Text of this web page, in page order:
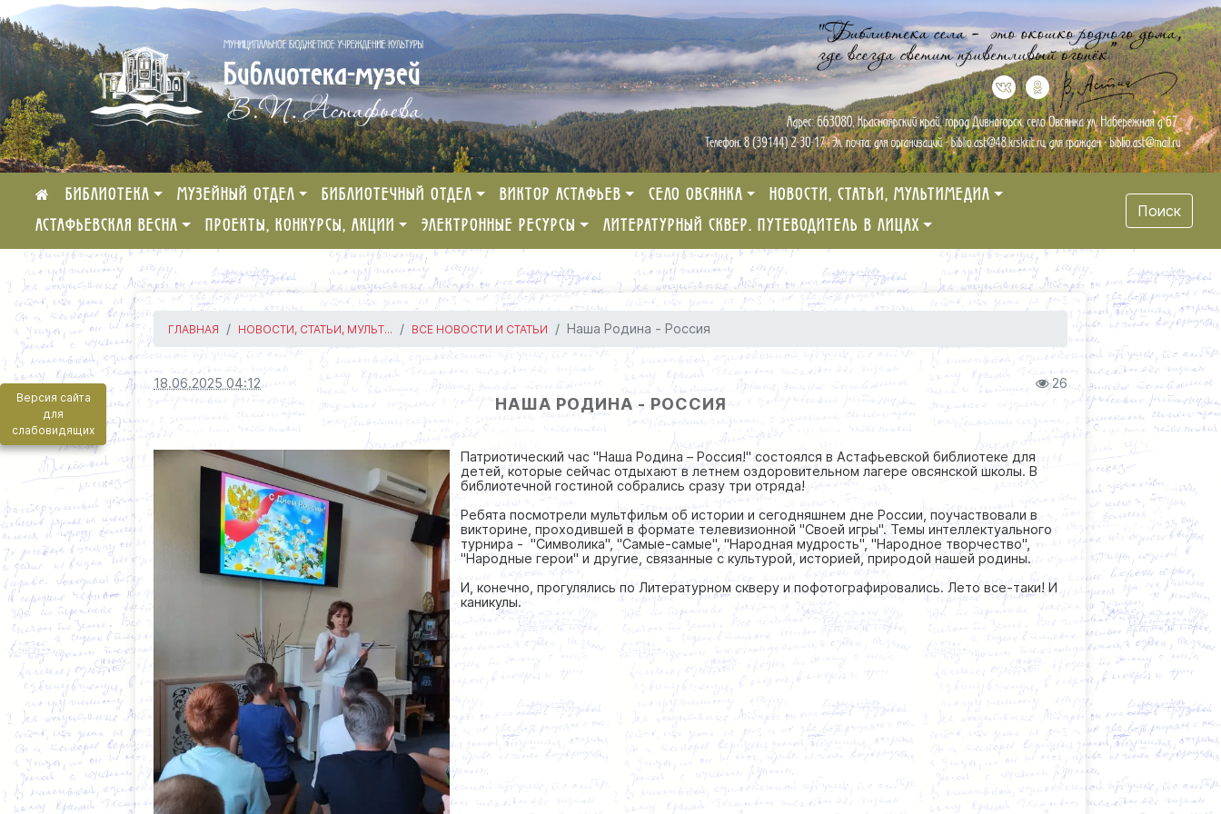
Версия сайта
для
слабовидящих
БИБЛИОТЕКА МУЗЕЙНЫЙ ОТДЕЛ БИБЛИОТЕЧНЫЙ ОТДЕЛ ВИКТОР АСТАФЬЕВ СЕЛО ОВСЯНКА НОВОСТИ, СТАТЬИ, МУЛЬТИМЕДИА
АСТАФЬЕВСКАЯ ВЕСНА ПРОЕКТЫ, КОНКУРСЫ, АКЦИИ ЭЛЕКТРОННЫЕ РЕСУРСЫ ЛИТЕРАТУРНЫЙ СКВЕР. ПУТЕВОДИТЕЛЬ В ЛИЦАХ
Поиск
ГЛАВНАЯ НОВОСТИ, СТАТЬИ, МУЛЬТ... ВСЕ НОВОСТИ И СТАТЬИ Наша Родина - Россия
18.06.2025 04:12 26
НАША РОДИНА - РОССИЯ
Патриотический час "Наша Родина – Россия!" состоялся в Астафьевской библиотеке для
детей, которые сейчас отдыхают в летнем оздоровительном лагере овсянской школы. В
библиотечной гостиной собрались сразу три отряда!
Ребята посмотрели мультфильм об истории и сегодняшнем дне России, поучаствовали в
викторине, проходившей в формате телевизионной "Своей игры". Темы интеллектуального
турнира - "Символика", "Самые-самые", "Народная мудрость", "Народное творчество",
"Народные герои" и другие, связанные с культурой, историей, природой нашей родины.
И, конечно, прогулялись по Литературном скверу и пофотографировались. Лето все-таки! И
каникулы.